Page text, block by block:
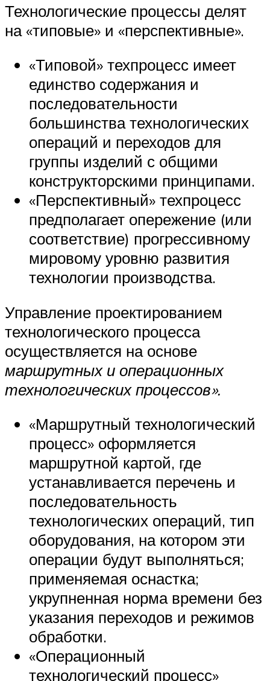
Технологические процессы делят
на «типовые» и «перспективные».
«Типовой» техпроцесс имеет
единство содержания и
последовательности
большинства технологических
операций и переходов для
группы изделий с общими
конструкторскими принципами.
«Перспективный» техпроцесс
предполагает опережение (или
соответствие) прогрессивному
мировому уровню развития
технологии производства.
Управление проектированием
технологического процесса
осуществляется на основе
маршрутных и операционных
технологических процессов».
«Маршрутный технологический
процесс» оформляется
маршрутной картой, где
устанавливается перечень и
последовательность
технологических операций, тип
оборудования, на котором эти
операции будут выполняться;
применяемая оснастка;
укрупненная норма времени без
указания переходов и режимов
обработки.
«Операционный
технологический процесс»